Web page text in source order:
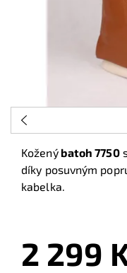
Koženýbatoh 7750
díky posuvným
kabelka.
2 299